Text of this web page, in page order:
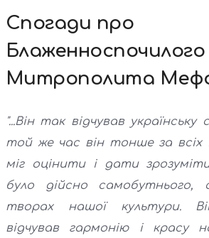
Спогади про
Блаженноспочилого
Митрополита
"...Він так відчував
той же час він тонше за всіх і
міг оцінити і дати
було дійсно самобутнього,
творах нашої культури.
відчував гармонію і красу